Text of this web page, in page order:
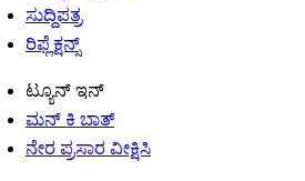
ಸುದ್ದಿಪತ್ರ
ರಿಫ್ಲೆಕ್ಷನ್ಸ್
ಟ್ಯೂನ್ ಇನ್
ಮನ್ ಕಿ ಬಾತ್
ನೇರ ಪ್ರಸಾರ ವೀಕ್ಷಿಸಿ